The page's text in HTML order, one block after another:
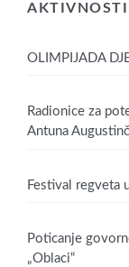
AKTIVNOSTI
OLIMPIJADA
Radionice za
Antuna
Festival regveta
Poticanje
„Oblaci“